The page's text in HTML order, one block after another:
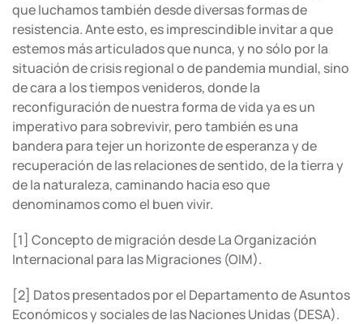
que luchamos también desde diversas formas de
resistencia. Ante esto, es imprescindible invitar a que
estemos más articulados que nunca, y no sólo por la
situación de crisis regional o de pandemia mundial, sino
de cara a los tiempos venideros, donde la
reconfiguración de nuestra forma de vida ya es un
imperativo para sobrevivir, pero también es una
bandera para tejer un horizonte de esperanza y de
recuperación de las relaciones de sentido, de la tierra y
de la naturaleza, caminando hacia eso que
denominamos como el buen vivir.
[1] Concepto de migración desde La Organización
Internacional para las Migraciones (OIM).
[2] Datos presentados por el Departamento de Asuntos
Económicos y sociales de las Naciones Unidas (DESA).